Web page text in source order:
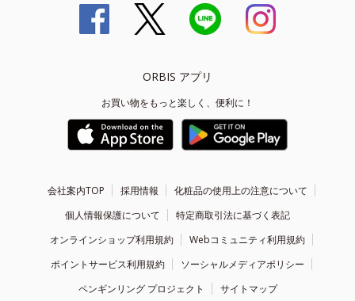
ORBIS アプリ
お買い物をもっと楽しく、便利に！
会社案内TOP 採用情報
化粧品の使用上の注意について
個人情報保護について
特定商取引法に基づく表記
オンラインショップ利用規約
Webコミュニティ利用規約
ポイントサービス利用規約
ソーシャルメディアポリシー
ペンギンリング プロジェクト
サイトマップ